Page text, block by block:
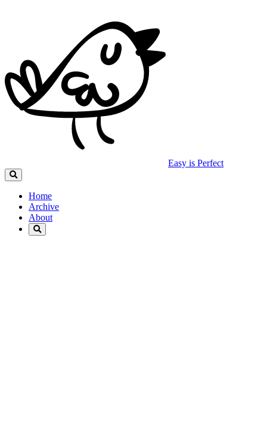
Easy is Perfect
Home
Archive
About